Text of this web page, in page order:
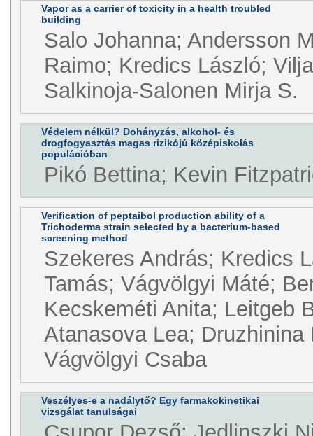
Vapor as a carrier of toxicity in a health troubled
building
Salo Johanna; Andersson
Raimo; Kredics László;
Salkinoja-Salonen Mirja S.
Védelem nélkül? Dohányzás, alkohol- és
drogfogyasztás magas rizikójú középiskolás
populációban
Pikó Bettina; Kevin
Verification of peptaibol production ability of a
Trichoderma strain selected by a bacterium-based
screening method
Szekeres András; Kredics
Tamás; Vágvölgyi Máté;
Kecskeméti Anita; Leitgeb
Atanasova Lea; Druzhinina
Vágvölgyi Csaba
Veszélyes-e a nadálytő? Egy farmakokinetikai
vizsgálat tanulságai